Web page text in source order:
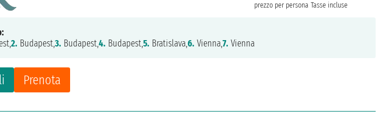
prezzo per persona Tasse incluse
Prenota
2. Budapest,3. Budapest,4. Budapest,5. Bratislava,6. Vienna,7. Vienna